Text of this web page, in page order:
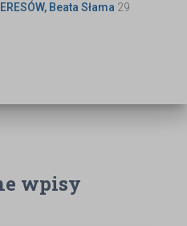
Beata Słama 29
wpisy